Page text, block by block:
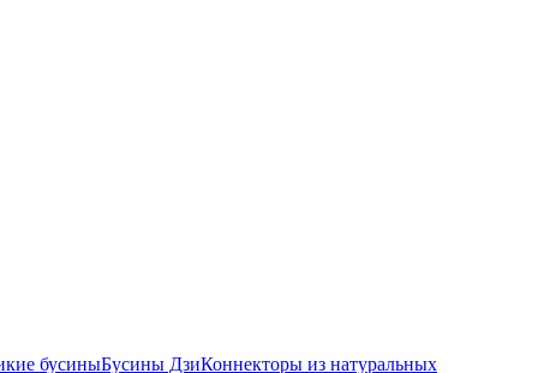
бусиныБусины ДзиКоннекторы из натуральных